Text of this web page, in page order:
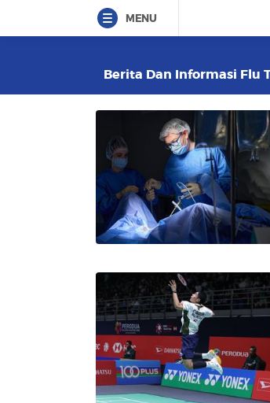
MENU
Berita Dan Informasi Flu